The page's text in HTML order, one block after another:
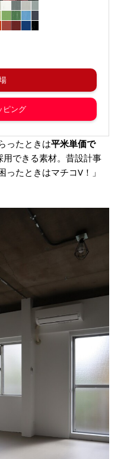
ピング
ったときは平米単価で
できる素材。昔設計事
たときはマチコV！」